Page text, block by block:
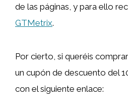
de las páginas, y para ello
GTMetrix.
Por cierto, si queréis
un cupón de descuento del
con el siguiente enlace: